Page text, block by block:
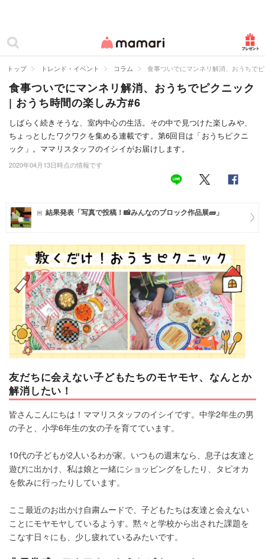
ママリ
カテゴリー一覧
妊娠
出産
赤ちゃん・育児
子育て・家族
美容・ファッション
住まい
マネー
トレンド・イベント
トップ トレンド・イベント コラム 食事ついでにマンネリ解消、おうちで
食事ついでにマンネリ解消、おうちでピクニック
| おうち時間の楽しみ方#6
しばらく続きそうな、室内中心の生活。その中で見つけた楽しみや、
ちょっとしたワクワクを集める連載です。第6回目は「おうちピクニ
ック」。ママリスタッフのイシイがお届けします。
2020年04月13日時点の情報です
結果発表「写真で投稿！📸みんなのブロック作品展🧱」
友だちに会えない子どもたちのモヤモヤ、なんとか
解消したい！
皆さんこんにちは！ママリスタッフのイシイです。中学2年生の男
の子と、小学6年生の女の子を育てています。
10代の子どもが2人いるわが家。いつもの週末なら、息子は友達と
遊びに出かけ、私は娘と一緒にショッピングをしたり、タピオカ
を飲みに行ったりしています。
ここ最近のお出かけ自粛ムードで、子どもたちは友達と会えない
ことにモヤモヤしているようす。黙々と学校から出された課題を
こなす日々にも、少し疲れているみたいです。